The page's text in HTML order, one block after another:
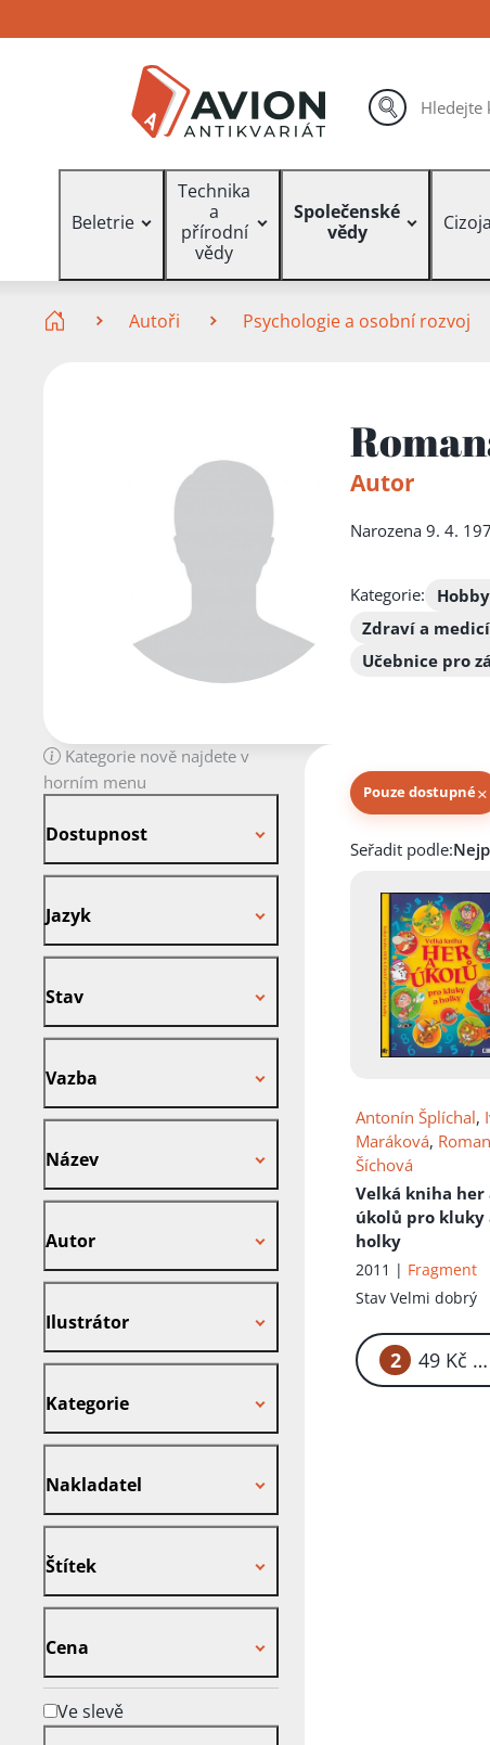
na
na
na
Vyhledávání hledat
Beletrie
Technika
a
přírodní
vědy
Společenské
vědy
Autoři Psychologie a osobní rozvoj
Autor
Narozena 9. 4.
Kategorie:
Zdraví a
Učebnice pro
Kategorie nově najdete v
horním menu
Dostupnost
Jazyk
Stav
Vazba
Název
Autor
Ilustrátor
Kategorie
Nakladatel
Štítek
Cena
Ve slevě
Pouze dostupné×
Knihy autora
Seřadit podle:
Antonín Šplíchal,
Maráková,
Šíchová
Velká kniha her
úkolů pro kluky
holky
2011 | Fragment
StavVelmi dobrý
2 49